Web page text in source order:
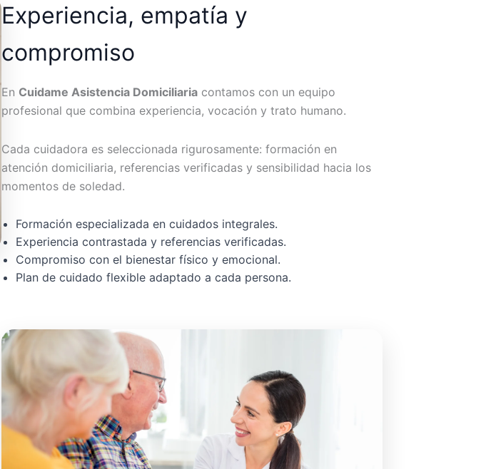
Experiencia, empatía y
compromiso
En Cuidame Asistencia Domiciliaria contamos con un equipo
profesional que combina experiencia, vocación y trato humano.
Cada cuidadora es seleccionada rigurosamente: formación en
atención domiciliaria, referencias verificadas y sensibilidad hacia los
momentos de soledad.
Formación especializada en cuidados integrales.
Experiencia contrastada y referencias verificadas.
Compromiso con el bienestar físico y emocional.
Plan de cuidado flexible adaptado a cada persona.